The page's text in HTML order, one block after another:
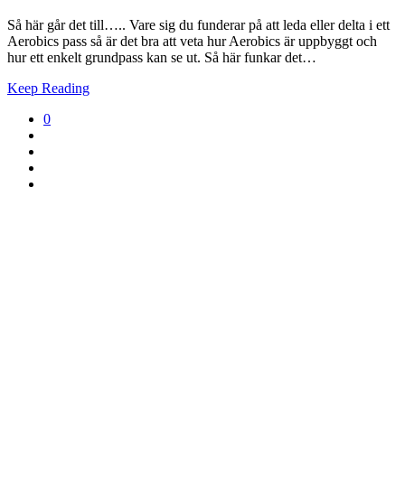
Så här går det till….. Vare sig du funderar på att leda eller delta i ett
Aerobics pass så är det bra att veta hur Aerobics är uppbyggt och
hur ett enkelt grundpass kan se ut. Så här funkar det…
Keep Reading
0